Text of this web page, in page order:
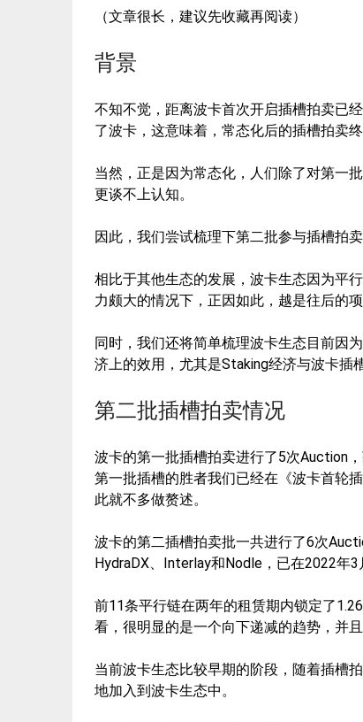
（文章很长，建议先收藏再阅读）
背景
不知不觉，距离波卡首次开启插槽拍卖已
了波卡，这意味着，常态化后的插槽拍卖
当然，正是因为常态化，人们除了对第一
更谈不上认知。
因此，我们尝试梳理下第二批参与插槽拍
相比于其他生态的发展，波卡生态因为平
力颇大的情况下，正因如此，越是往后的
同时，我们还将简单梳理波卡生态目前因
济上的效用，尤其是Staking经济与波卡插
第二批插槽拍卖情况
波卡的第一批插槽拍卖进行了5次Auction
第一批插槽的胜者我们已经在《波卡首轮
此就不多做赘述。
波卡的第二插槽拍卖批一共进行了6次
HydraDX、Interlay和Nodle，已在2022年
前11条平行链在两年的租赁期内锁定了
看，很明显的是一个向下递减的趋势，并且
当前波卡生态比较早期的阶段，随着插槽
地加入到波卡生态中。